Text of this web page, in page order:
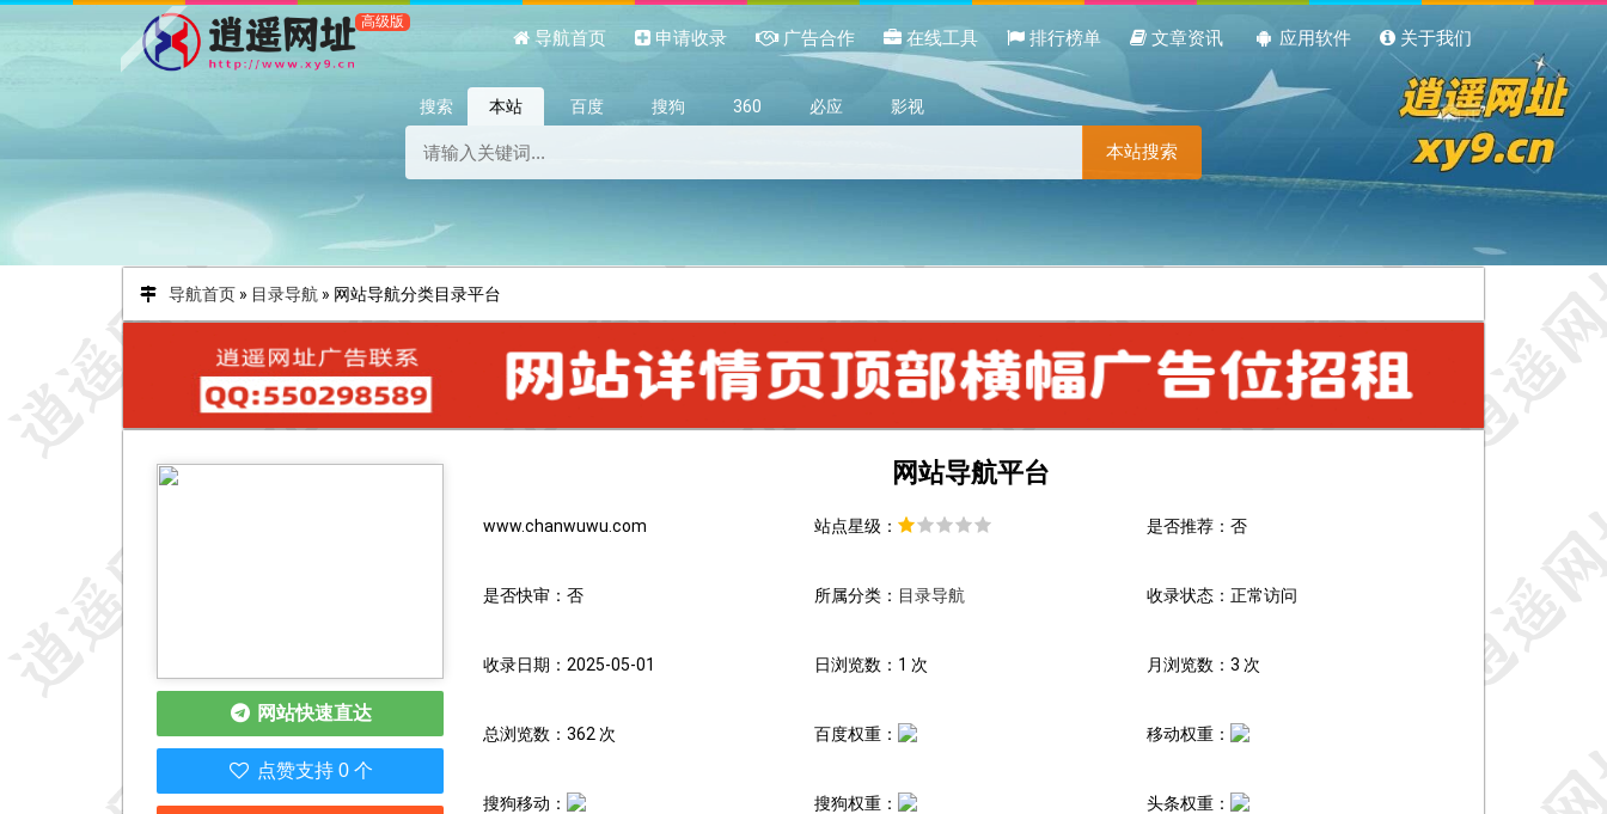
导航首页 申请收录 广告合作 在线工具 排行榜单 文章资讯 应用软件 关于我们
搜索 本站 百度 搜狗 360 必应 影视
本站搜索
导航首页» 目录导航 » 网站导航分类目录平台
网站导航平台
www.chanwuwu.com 站点星级： 是否推荐：否
是否快审：否 所属分类： 目录导航 收录状态：正常访问
收录日期：2025-05-01 日浏览数：1 次 月浏览数：3 次
总浏览数：362 次 百度权重： 移动权重：
搜狗移动： 搜狗权重： 头条权重：
网站快速直达
点赞支持 0 个